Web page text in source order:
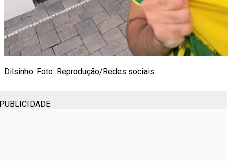
Dilsinho. Foto: Reprodução/Redes sociais